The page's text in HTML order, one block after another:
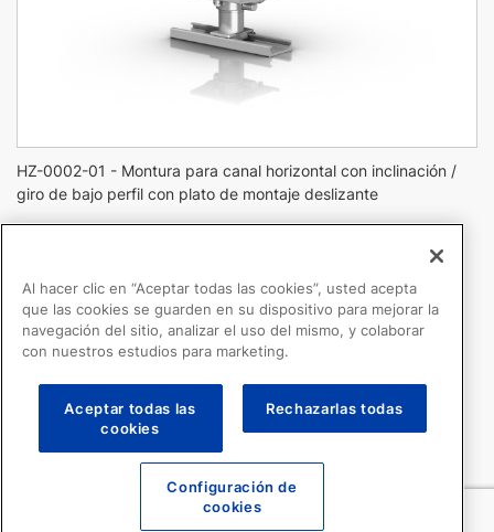
HZ-0002-01 - Montura para canal horizontal con inclinación /
giro de bajo perfil con plato de montaje deslizante
inclinación / giro de bajo perfil con plato de
montaje deslizante
For use with horizontal channels
Tilt/Swivel Adjustments
5″/12.7 cm Slide-In mounting plate
Maximum load: 25 lb/11.3 kg
Mount height: 3.6”/9.1cm
Overall height (Mount in Channel): 4”/10.2cm
Al hacer clic en “Aceptar todas las cookies”, usted acepta
que las cookies se guarden en su dispositivo para mejorar la
navegación del sitio, analizar el uso del mismo, y colaborar
con nuestros estudios para marketing.
Aceptar todas las
cookies
Rechazarlas todas
Configuración de
cookies